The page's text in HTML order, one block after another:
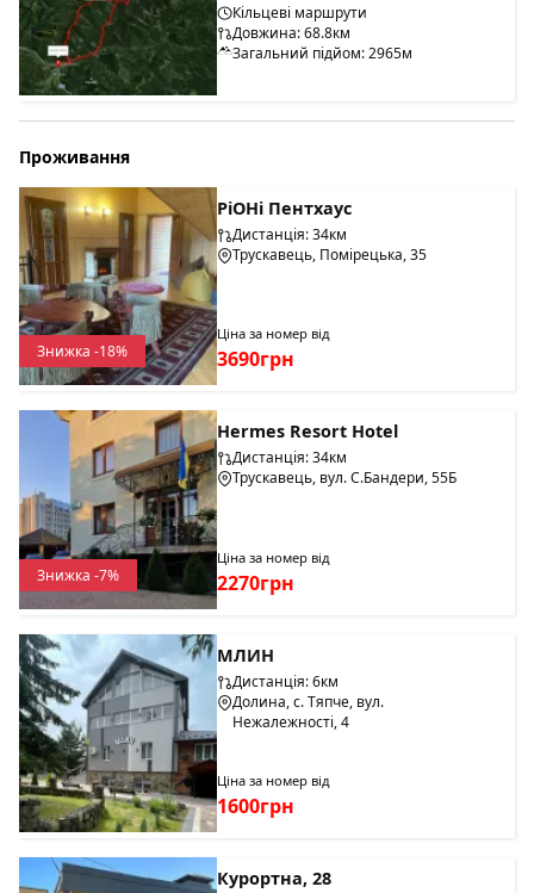
Кільцеві маршрути
Довжина: 68.8км
Загальний підйом: 2965м
Проживання
Знижка -18%
РіОНі Пентхаус
Дистанція: 34км
Трускавець, Помірецька, 35
Ціна за номер від
3690грн
Знижка -7%
Hermes Resort Hotel
Дистанція: 34км
Трускавець, вул. С.Бандери, 55Б
Ціна за номер від
2270грн
МЛИН
Дистанція: 6км
Долина, с. Тяпче, вул.
Нежалежності, 4
Ціна за номер від
1600грн
Курортна, 28